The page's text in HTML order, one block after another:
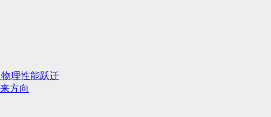
理性能跃迁
方向